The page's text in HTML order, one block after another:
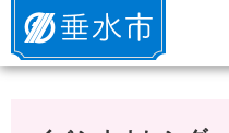
垂水市